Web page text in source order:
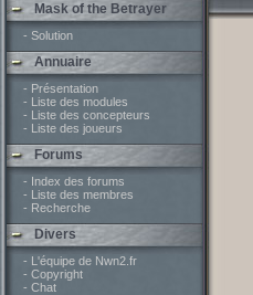
Mask of the Betrayer
- Solution
Annuaire
- Présentation
- Liste des modules
- Liste des concepteurs
- Liste des joueurs
Forums
- Index des forums
- Liste des membres
- Recherche
Divers
- L'équipe de Nwn2.fr
- Copyright
- Chat